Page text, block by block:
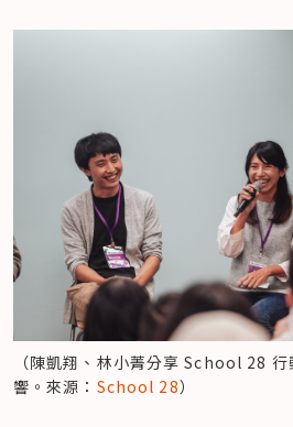
（陳凱翔、林小菁分享 School 28
響。來源： School 28）